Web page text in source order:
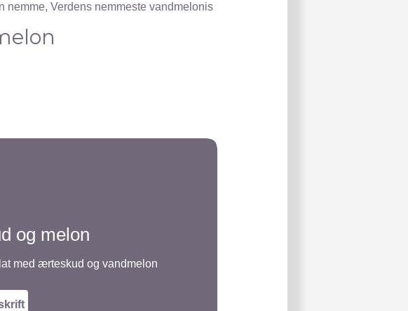
nemme, Verdens nemmeste vandmelonis
og melon
med ærteskud og vandmelon